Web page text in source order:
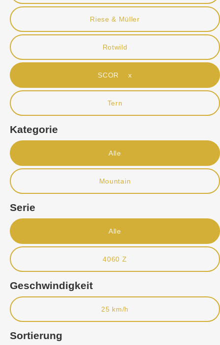
Riese & Müller
Rotwild
SCOR x
Tern
Kategorie
Alle
Mountain
Serie
Alle
4060 Z
Geschwindigkeit
25 km/h
Sortierung